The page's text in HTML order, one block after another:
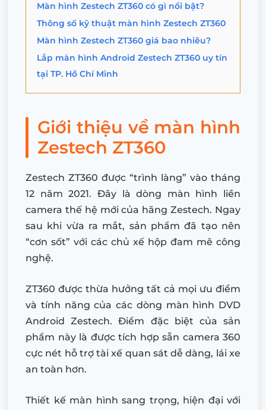
Màn hình Zestech ZT360 có gì nổi bật?
Thông số kỹ thuật màn hình Zestech ZT360
Màn hình Zestech ZT360 giá bao nhiêu?
Lắp màn hình Android Zestech ZT360 uy tín
tại TP. Hồ Chí Minh
Giới thiệu về màn hình
Zestech ZT360
Zestech ZT360 được “trình làng” vào tháng
12 năm 2021. Đây là dòng màn hình liền
camera thế hệ mới của hãng Zestech. Ngay
sau khi vừa ra mắt, sản phẩm đã tạo nên
“cơn sốt” với các chủ xế hộp đam mê công
nghệ.
ZT360 được thừa hưởng tất cả mọi ưu điểm
và tính năng của các dòng màn hình DVD
Android Zestech. Điểm đặc biệt của sản
phẩm này là được tích hợp sẵn camera 360
cực nét hỗ trợ tài xế quan sát dễ dàng, lái xe
an toàn hơn.
Thiết kế màn hình sang trọng, hiện đại với